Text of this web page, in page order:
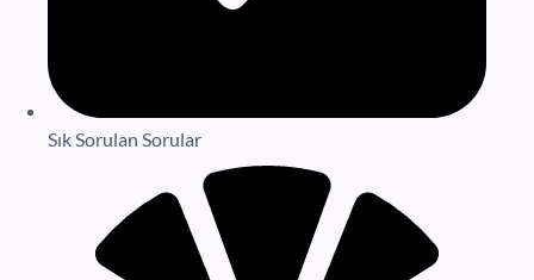
Sık Sorulan Sorular